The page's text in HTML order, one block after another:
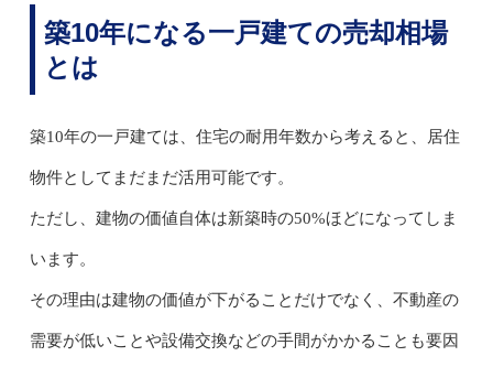
築10年になる一戸建ての売却相場
とは
築10年の一戸建ては、住宅の耐用年数から考えると、居住
物件としてまだまだ活用可能です。
ただし、建物の価値自体は新築時の50%ほどになってしま
います。
その理由は建物の価値が下がることだけでなく、不動産の
需要が低いことや設備交換などの手間がかかることも要因